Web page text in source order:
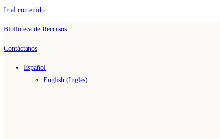
Ir al contenido
Biblioteca de Recursos
Contáctanos
Español
English (Inglés)